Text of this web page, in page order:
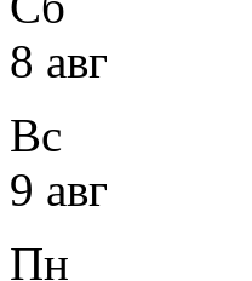
8 авг
Вс
9 авг
Пн